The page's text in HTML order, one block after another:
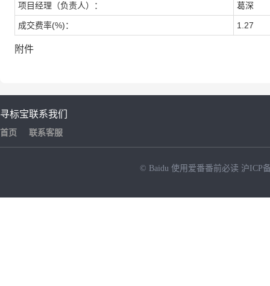
项目经理（负责人）： 葛深
成交费率(%)： 1.27
附件
寻标宝
首页
联系我们
联系客服
© Baidu 使用爱番番前必读 沪ICP